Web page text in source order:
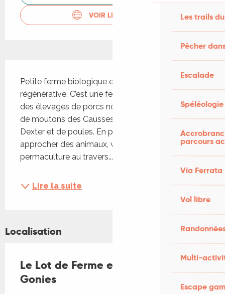
Les trails
Pêcher
Escalade
Spéléologie
parcours
Via Ferrata
Vol libre
Multi-
Escape
VOIR LES SITES WEB
Petite ferme biologique en agriculture
régénérative. C’est une ferme très diversifiée avec
des élevages de porcs noirs Gascons de plein air,
de moutons des Causses du Lot, de vaches
Dexter et de poules. En plus de pouvoir vous
approcher des animaux, vous pourrez découvrir la
permaculture au travers...
Lire la suite
Localisation
Le Lot de Ferme en Ferme : Les
Gonies